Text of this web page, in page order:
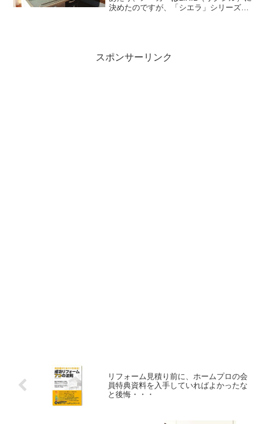
決めたのですが、「シエラ」シリーズか
スポンサーリンク
リフォーム見積り前に、ホームプロの会
員特典資料を入手していればよかったな
と後悔・・・